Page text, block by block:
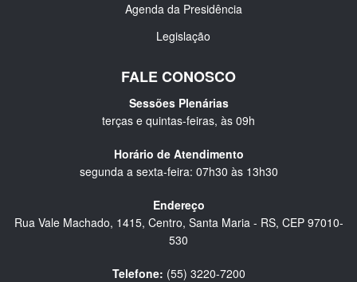
Agenda da Presidência
Legislação
FALE CONOSCO
Sessões Plenárias
terças e quintas-feiras, às 09h
Horário de Atendimento
segunda a sexta-feira: 07h30 às 13h30
Endereço
Rua Vale Machado, 1415, Centro, Santa Maria - RS, CEP 97010-
530
Telefone: (55) 3220-7200